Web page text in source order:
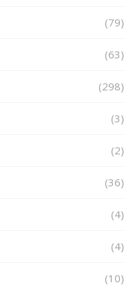
(79)
(63)
(298)
(3)
(2)
(36)
(4)
(4)
(10)